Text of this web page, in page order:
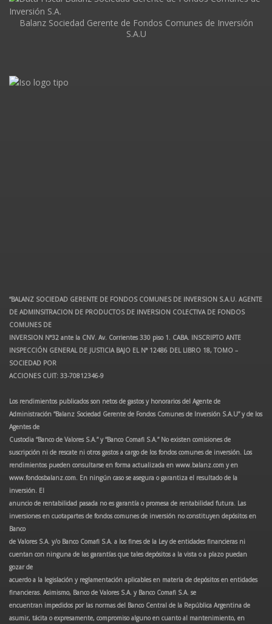
Balanz Sociedad Gerente de Fondos Comunes de Inversión
S.A.U
“BALANZ SOCIEDAD GERENTE DE FONDOS COMUNES DE INVERSION S.A.U. AGENTE
DE ADMINSITRACION DE PRODUCTOS DE INVERSION COLECTIVA DE FONDOS
COMUNES DE
INVERSION N°32 ante la CNV. Av. Corrientes 330 piso 1. CABA. INSCRIPTO ANTE
INSPECCIÓN GENERAL DE JUSTICIA BAJO EL N° 12486 DEL LIBRO 18, TOMO –
SOCIEDAD POR
ACCIONES CUIT: 33-70812346-9
Los rendimientos publicados son netos de gastos y honorarios del Agente de
Administración “Balanz Sociedad Gerente de Fondos Comunes de Inversión S.A.U” y de los
Agentes de
Custodia “Banco de Valores S.A.” y “Banco Comafi S.A.” No existen comisiones de
suscripción ni de rescate ni otros gastos a cargo de los fondos comunes de inversión. Los
rendimientos pueden consultarse en forma actualizada en www.balanz.com y en
www.fondosbalanz.com. En ningún caso se asegura o garantiza el resultado de la
inversión. El
anuncio de rentabilidad pasada no es garantía o promesa de rentabilidad futura. Las
inversiones en cuotapartes de fondos comunes de inversión no constituyen depósitos en
Banco
de Valores S.A. y/o Banco Comafi S.A. a los fines de la Ley de entidades financieras ni
cuentan con ninguna de las garantías que tales depósitos a la vista o a plazo puedan
gozar de
acuerdo a la legislación y reglamentación aplicables en materia de depósitos en entidades
financieras. Asimismo, Banco de Valores S.A. y Banco Comafi S.A. se
encuentran impedidos por las normas del Banco Central de la República Argentina de
asumir, tácita o expresamente, compromiso alguno en cuanto al mantenimiento, en